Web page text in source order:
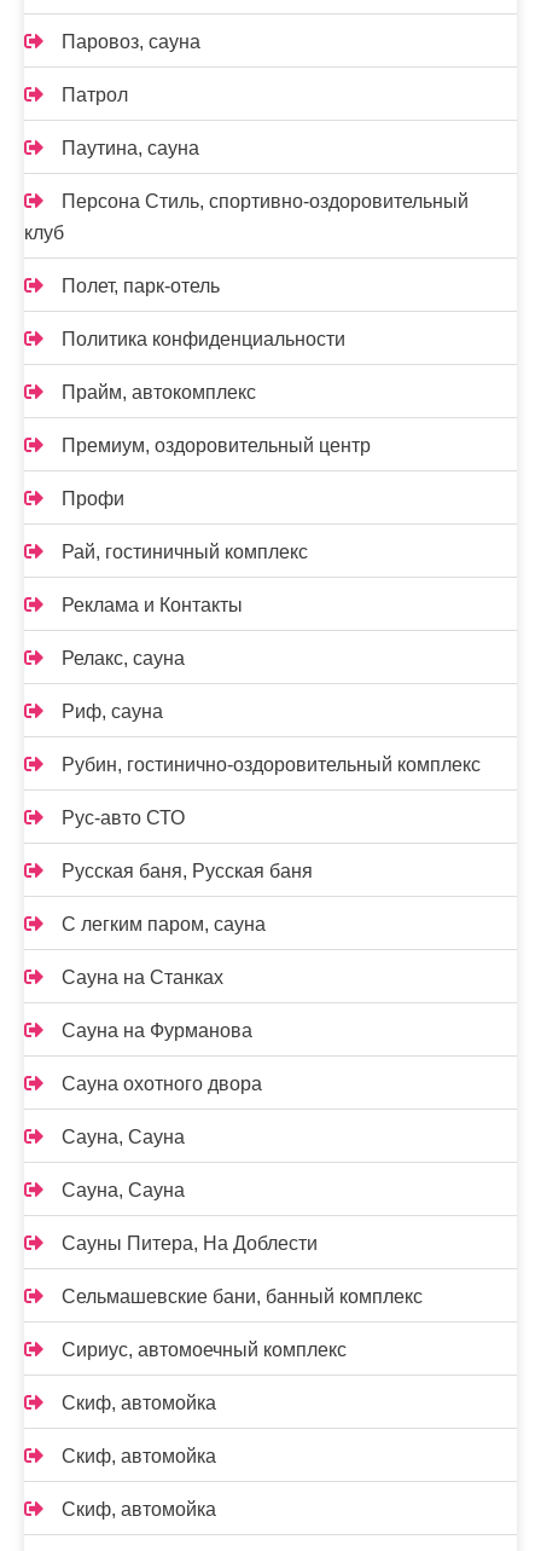
Паровоз, сауна
Патрол
Паутина, сауна
Персона Стиль, спортивно-оздоровительный
клуб
Полет, парк-отель
Политика конфиденциальности
Прайм, автокомплекс
Премиум, оздоровительный центр
Профи
Рай, гостиничный комплекс
Реклама и Контакты
Релакс, сауна
Риф, сауна
Рубин, гостинично-оздоровительный комплекс
Рус-авто СТО
Русская баня, Русская баня
С легким паром, сауна
Сауна на Станках
Сауна на Фурманова
Сауна охотного двора
Сауна, Сауна
Сауна, Сауна
Сауны Питера, На Доблести
Сельмашевские бани, банный комплекс
Сириус, автомоечный комплекс
Скиф, автомойка
Скиф, автомойка
Скиф, автомойка